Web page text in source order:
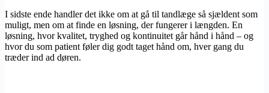
I sidste ende handler det ikke om at gå til tandlæge så sjældent som
muligt, men om at finde en løsning, der fungerer i længden. En
løsning, hvor kvalitet, tryghed og kontinuitet går hånd i hånd – og
hvor du som patient føler dig godt taget hånd om, hver gang du
træder ind ad døren.